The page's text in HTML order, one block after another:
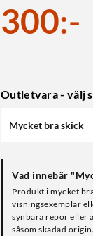
300:-
Outletvara - välj
Mycket bra skick
Vad innebär
Produkt i mycket
visningsexemplar
synbara repor eller
såsom skadad